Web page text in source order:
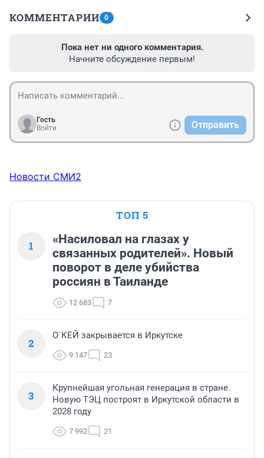
КОММЕНТАРИИ 0
Пока нет ни одного комментария.
Начните обсуждение первым!
Гость
Войти
Отправить
Новости СМИ2
ТОП 5
1
«Насиловал на глазах у
связанных родителей». Новый
поворот в деле убийства
россиян в Таиланде
12 683 7
2
О`КЕЙ закрывается в Иркутске
9 147 23
3
Крупнейшая угольная генерация в стране.
Новую ТЭЦ построят в Иркутской области в
2028 году
7 992 21